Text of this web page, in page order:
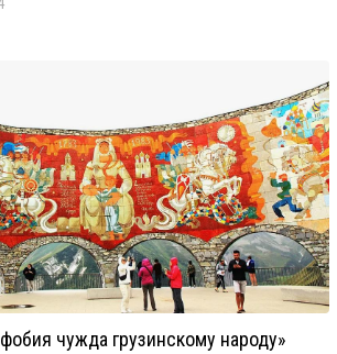
чужда грузинскому народу»